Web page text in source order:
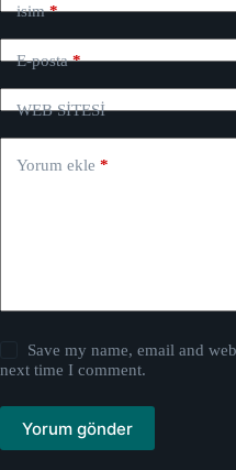
isim*
E-posta*
WEB SİTESİ
Yorum ekle *
Save my name, email and
next time I comment.
Yorum gönder